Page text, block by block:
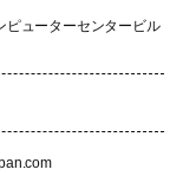
ピューターセンタービル